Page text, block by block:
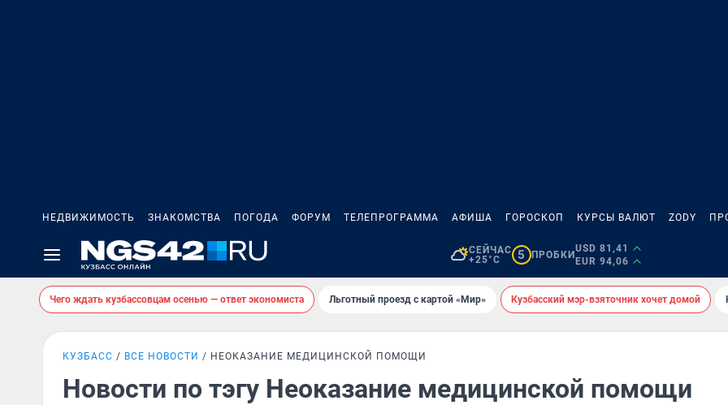
НЕДВИЖИМОСТЬ ЗНАКОМСТВА ПОГОДА ФОРУМ ТЕЛЕПРОГРАММА АФИША ГОРОСКОП КУРСЫ ВАЛЮТ ZODY
СЕЙЧАС
+25°C
5 ПРОБКИ
USD 81,41
EUR 94,06
Чего ждать кузбассовцам осенью — ответ экономиста Льготный проезд с картой «Мир» Кузбасский мэр-взяточник хочет домой
КУЗБАСС ВСЕ НОВОСТИ НЕОКАЗАНИЕ МЕДИЦИНСКОЙ ПОМОЩИ
Новости по тэгу Неоказание медицинской помощи